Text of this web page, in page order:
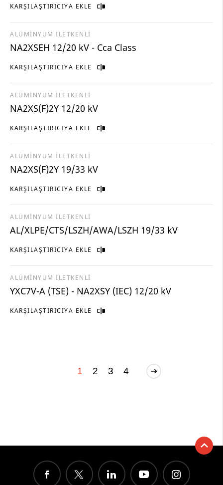
KARŞILAŞTIRICIYA EKLE
KARŞILAŞTIRICIYA EKLE
ALÜMİNYUM İLETKENLİ
NA2XSEH 12/20 kV - Cca Class
KARŞILAŞTIRICIYA EKLE
ALÜMİNYUM İLETKENLİ
NA2XS(F)2Y 12/20 kV
KARŞILAŞTIRICIYA EKLE
ALÜMİNYUM İLETKENLİ
NA2XS(F)2Y 19/33 kV
KARŞILAŞTIRICIYA EKLE
ALÜMİNYUM İLETKENLİ
AL/XLPE/CTS/LSZH/AWA/LSZH 19/33 kV
KARŞILAŞTIRICIYA EKLE
ALÜMİNYUM İLETKENLİ
YXC7V-A (TSE) - NA2XSY (IEC) 12/20 kV
1 2 3 4